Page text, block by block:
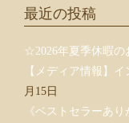
最近の投稿
☆2026年夏季休暇
【メディア情報】
月15日
《ベストセラーあ